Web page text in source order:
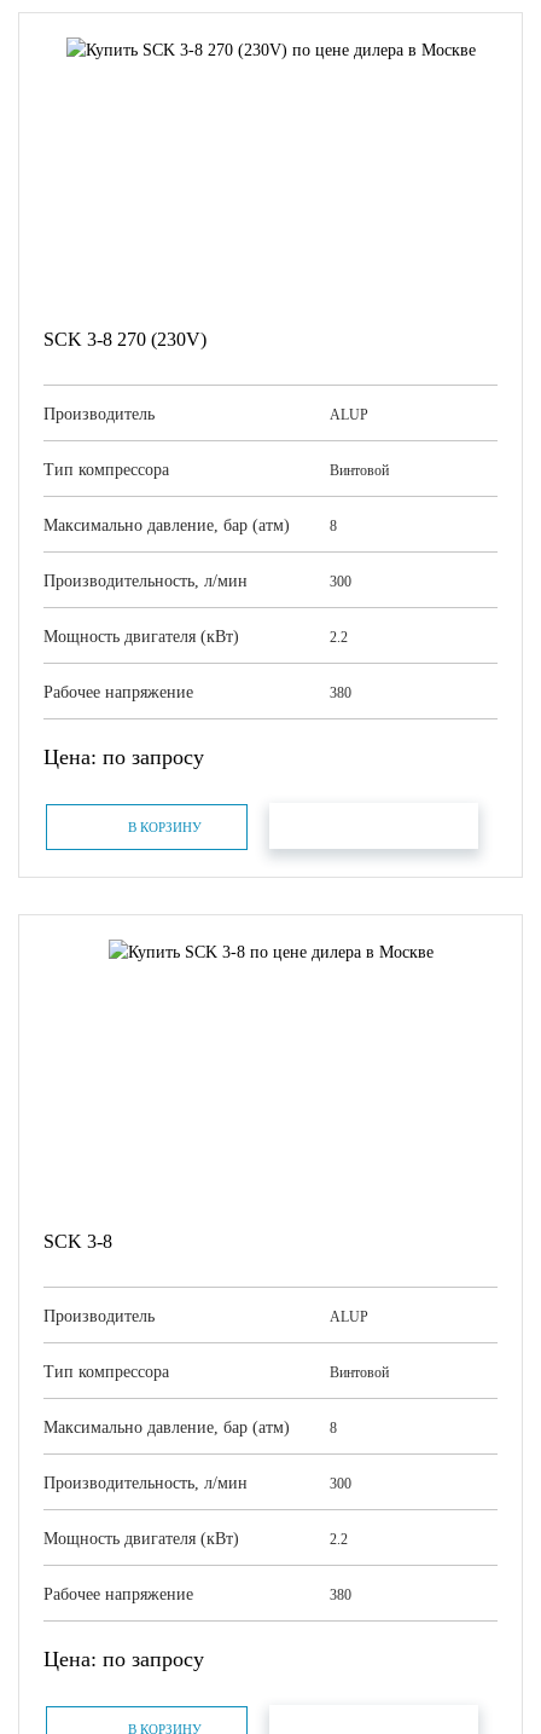
SCK 3-8 270 (230V)
Производитель ALUP
Тип компрессора Винтовой
Максимально давление, бар (атм) 8
Производительность, л/мин 300
Мощность двигателя (кВт) 2.2
Рабочее напряжение 380
Цена: по запросу
В КОРЗИНУ
SCK 3-8
Производитель ALUP
Тип компрессора Винтовой
Максимально давление, бар (атм) 8
Производительность, л/мин 300
Мощность двигателя (кВт) 2.2
Рабочее напряжение 380
Цена: по запросу
В КОРЗИНУ